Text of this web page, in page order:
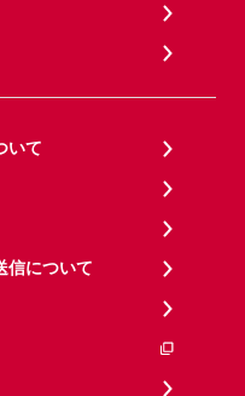
いて
信について